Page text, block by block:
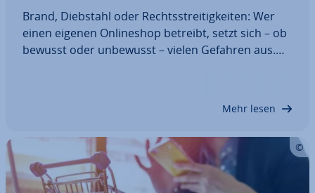
Brand, Diebstahl oder Rechts­strei­tig­kei­ten: Wer
einen eigenen On­line­shop betreibt, setzt sich – ob
bewusst oder unbewusst – vielen Gefahren aus.
Mehr lesen